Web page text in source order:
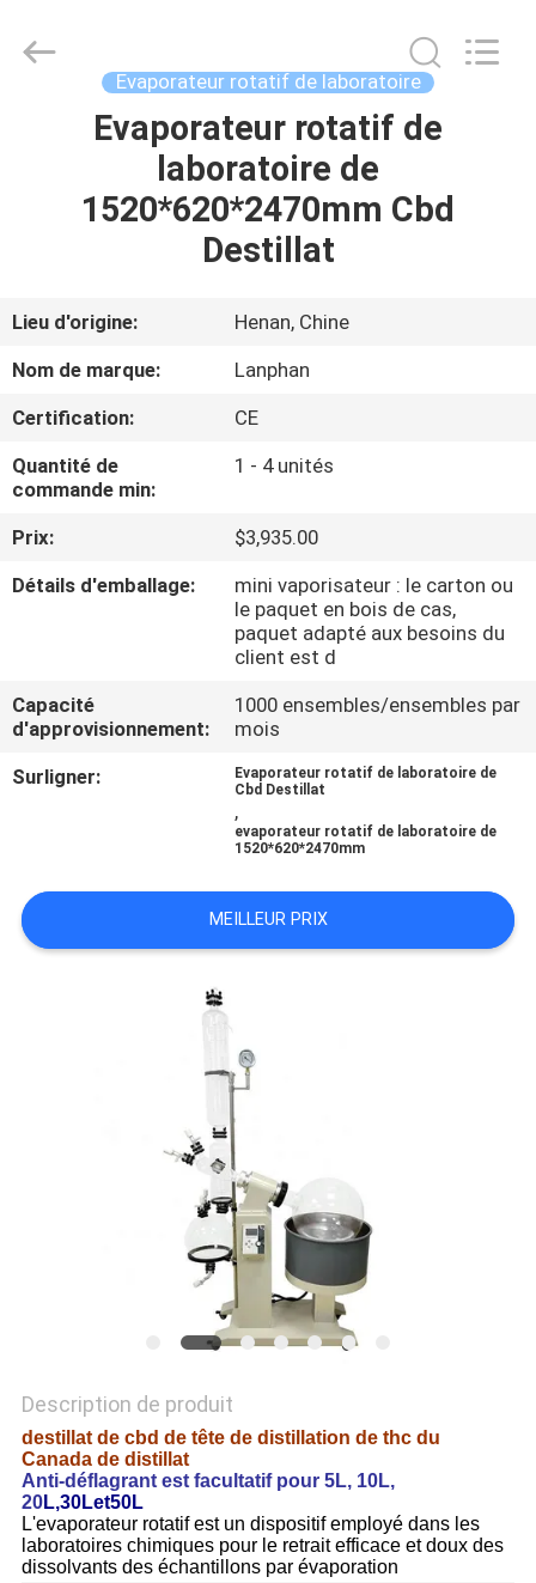
MAISON
PRODUITS
AU
DE
NOUS
VISITE
D'USINE
DE
QUALITÉ
DEMANDEZ
CONFIDENTIALITÉ
Lanphan
Industry
Evaporateur rotatif de laboratoire
Evaporateur rotatif de
laboratoire de
1520*620*2470mm Cbd
Destillat
Lieu d'origine:
Henan, Chine
Nom de marque:
Lanphan
Certification:
CE
Quantité de
commande min:
1 - 4 unités
Prix:
$3,935.00
Détails d'emballage:
mini vaporisateur : le carton ou
le paquet en bois de cas,
paquet adapté aux besoins du
client est d
Capacité
d'approvisionnement:
1000 ensembles/ensembles par
mois
Surligner:
Evaporateur rotatif de laboratoire de
Cbd Destillat
,
evaporateur rotatif de laboratoire de
1520*620*2470mm
MEILLEUR PRIX
Description de produit
destillat de cbd de tête de distillation de thc du
Canada de distillat
Anti-déflagrant est facultatif pour 5L, 10L,
20L,30Let50L
L'evaporateur rotatif est un dispositif employé dans les
laboratoires chimiques pour le retrait efficace et doux des
dissolvants des échantillons par évaporation